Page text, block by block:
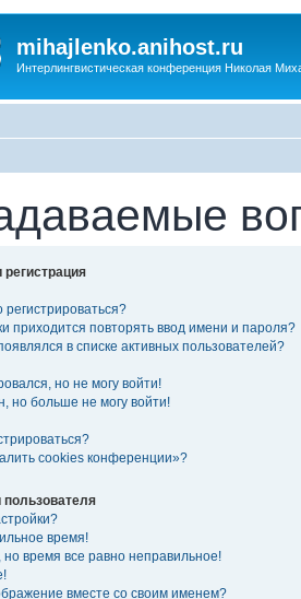
mihajlenko.anihost.ru
Интерлингвистическая конференция Николая
приходится повторять ввод имени и пароля?
в списке активных пользователей?
но не могу войти!
но больше не могу войти!
cookies конференции»?
время!
время все равно неправильное!
вместе со своим именем?